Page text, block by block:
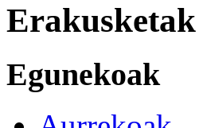
Erakusketak
Egunekoak